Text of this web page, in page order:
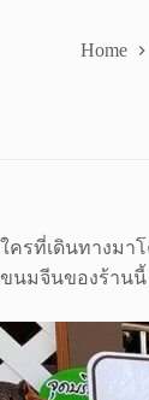
Home
ใครที่เดินทางมา
ขนมจีนของร้านนี้